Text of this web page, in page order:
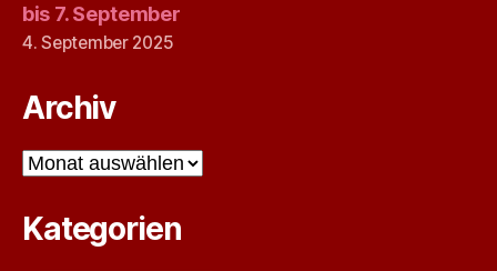
bis 7. September
4. September 2025
Archiv
Archiv
Kategorien